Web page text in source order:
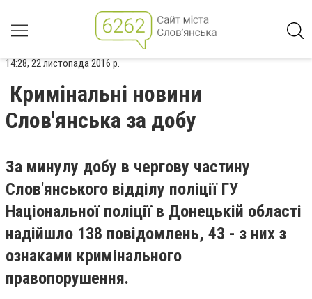
14:28, 22 листопада 2016 р.
Кримінальні новини
Слов'янська за добу
За минулу добу в чергову частину
Слов'янського відділу поліції ГУ
Національної поліції в Донецькій області
надійшло 138 повідомлень, 43 - з них з
ознаками кримінального
правопорушення.